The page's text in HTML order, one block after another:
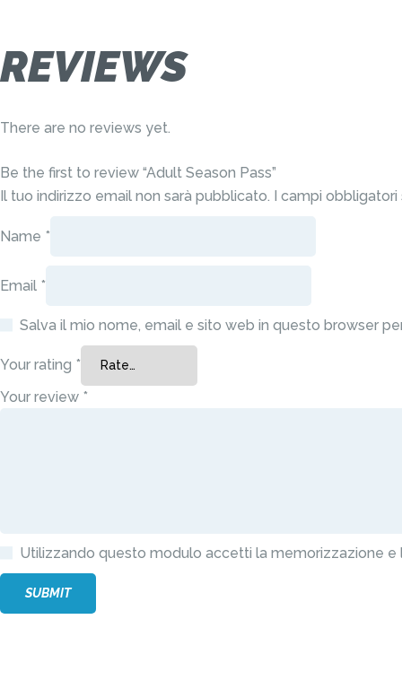
REVIEWS
There are no reviews yet.
Be the first to review “Adult Season Pass”
Il tuo indirizzo email non sarà pubblicato. I campi
Name *
Email *
Salva il mio nome, email e sito web in questo browser
Your rating *
Your review *
Utilizzando questo modulo accetti la memorizzazione